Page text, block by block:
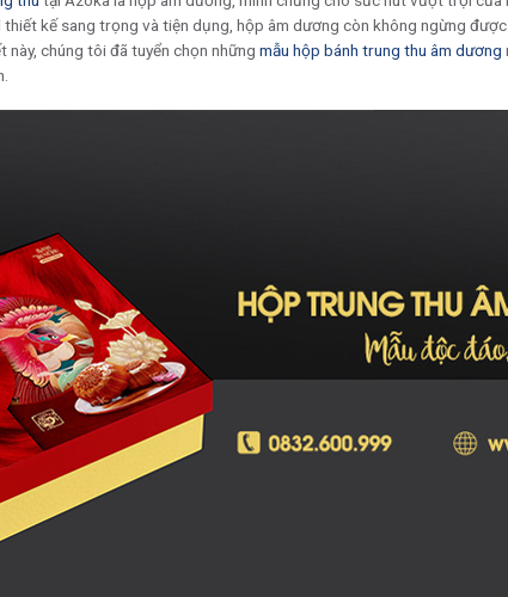
kế sang trọng và tiện dụng, hộp âm dương còn không ngừng
chúng tôi đã tuyển chọn những mẫu hộp bánh trung thu âm dương